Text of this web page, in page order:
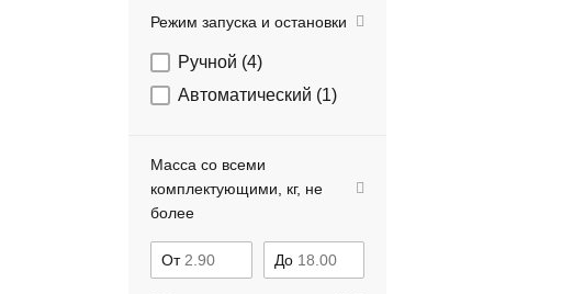
Режим запуска и остановки
Ручной (4)
Автоматический (1)
Масса со всеми
комплектующими, кг, не
более
От До